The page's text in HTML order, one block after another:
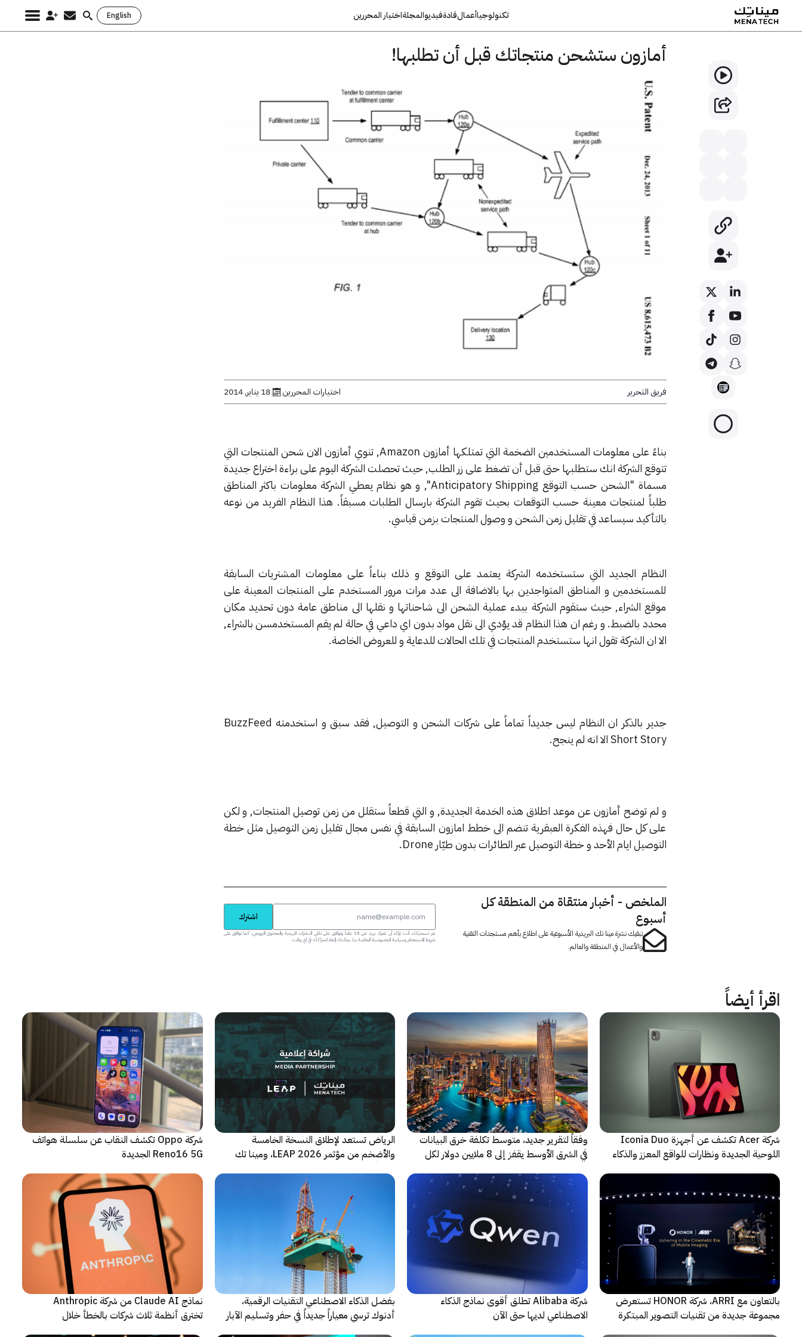
تكنولوجياأعمالقادةفيديوالمجلةاختيار المحررين English
Search
أمازون ستشحن منتجاتك قبل أن تطلبها!
فريق التحرير اختيارات المحررين 18 يناير, 2014
بناءً على معلومات المستخدمين الضخمة التي تمتلكها أمازون Amazon, تنوي أمازون الان شحن المنتجات التي
تتوقع الشركة انك ستطلبها حتى قبل أن تضغط على زر الطلب, حيث تحصلت الشركة اليوم على براءة اختراع جديدة
مسماة "الشحن حسب التوقع Anticipatory Shipping", و هو نظام يعطي الشركة معلومات باكثر المناطق
طلباً لمنتجات معينة حسب التوقعات بحيث تقوم الشركة بارسال الطلبات مسبقاً. هذا النظام الفريد من نوعه
بالتأكيد سيساعد في تقليل زمن الشحن و وصول المنتجات بزمن قياسي.
النظام الجديد التي ستستخدمه الشركة يعتمد على التوقع و ذلك بناءاً على معلومات المشتريات السابقة
للمستخدمين و المناطق المتواجدين بها بالاضافة الى عدد مرات مرور المستخدم على المنتجات المعينة على
موقع الشراء, حيث ستقوم الشركة ببدء عملية الشحن الى شاحناتها و نقلها الى مناطق عامة دون تحديد مكان
محدد بالضبط. و رغم ان هذا النظام قد يؤدي الى نقل مواد بدون اي داعي في حالة لم يقم المستخدمسن بالشراء,
الا ان الشركة تقول انها ستستخدم المنتجات في تلك الحالات للدعاية و للعروض الخاصة.
جدير بالذكر ان النظام ليس جديداً تماماً على شركات الشحن و التوصيل, فقد سبق و استخدمته BuzzFeed
Short Story الا انه لم ينجح.
و لم توضح أمازون عن موعد اطلاق هذه الخدمة الجديدة, و التي قطعاً ستقلل من زمن توصيل المنتجات, و لكن
على كل حال فهذه الفكرة العبقرية تنضم الى خطط امازون السابقة في نفس مجال تقليل زمن التوصيل مثل خطة
التوصيل ايام الأحد و خطة التوصيل عبر الطائرات بدون طيّار Drone.
الملخص - أخبار منتقاة من المنطقة كل
أسبوع
تبقيك نشرة مينا تك البريدية الأسبوعية على اطلاع بأهم مستجدات التقنية
والأعمال في المنطقة والعالم.
اشترك
عبر تسجيلك، أنت تؤكد أن عمرك يزيد عن 18 عاماً وتوافق على تلقي النشرات البريدية والمحتوى الترويجي، كما توافق على
شروط الاستخدام وسياسة الخصوصية الخاصة بنا. يمكنك إلغاء اشتراكك في أي وقت.
اقرأ أيضاً
شركة Acer تكشف عن أجهزة Iconia Duo
اللوحية الجديدة ونظارات للواقع المعزز والذكاء
وفقاً لتقرير جديد، متوسط تكلفة خرق البيانات
في الشرق الأوسط يقفز إلى 8 ملايين دولار لكل
الرياض تستعد لإطلاق النسخة الخامسة
والأضخم من مؤتمر LEAP 2026، ومينا تك
شركة Oppo تكشف النقاب عن سلسلة هواتف
Reno16 5G الجديدة
بالتعاون مع ARRI، شركة HONOR تستعرض
مجموعة جديدة من تقنيات التصوير المبتكرة
شركة Alibaba تطلق أقوى نماذج الذكاء
الاصطناعي لديها حتى الآن
بفضل الذكاء الاصطناعي التقنيات الرقمية،
أدنوك ترسي معياراً جديداً في حفر وتسليم الآبار
نماذج Claude AI من شركة Anthropic
تخترق أنظمة ثلاث شركات بالخطأ خلال